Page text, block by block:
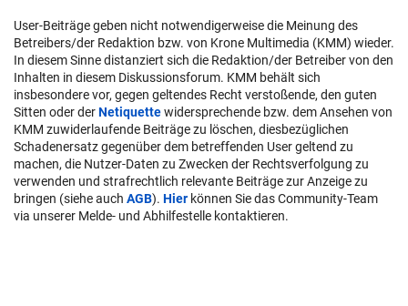
User-Beiträge geben nicht notwendigerweise die Meinung des
Betreibers/der Redaktion bzw. von Krone Multimedia (KMM) wieder.
In diesem Sinne distanziert sich die Redaktion/der Betreiber von den
Inhalten in diesem Diskussionsforum. KMM behält sich
insbesondere vor, gegen geltendes Recht verstoßende, den guten
Sitten oder derNetiquettewidersprechende bzw. dem Ansehen von
KMM zuwiderlaufende Beiträge zu löschen, diesbezüglichen
Schadenersatz gegenüber dem betreffenden User geltend zu
machen, die Nutzer-Daten zu Zwecken der Rechtsverfolgung zu
verwenden und strafrechtlich relevante Beiträge zur Anzeige zu
bringen (siehe auch AGB). Hier können Sie das Community-Team
via unserer Melde- und Abhilfestelle kontaktieren.